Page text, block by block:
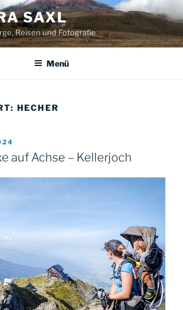
SAXL
Reisen und Fotografie
Menü
HECHER
auf Achse – Kellerjoch